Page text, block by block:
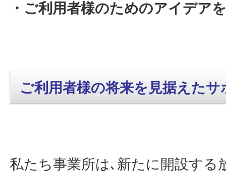
・ご利用者様のためのアイデア
ご利用者様の将来を見据えたサ
私たち事業所は､新たに開設する